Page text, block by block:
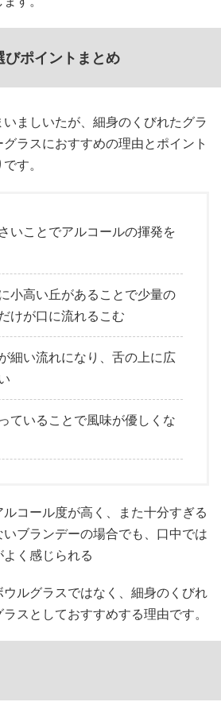
びポイントまとめ
ましいたが、細身のくびれたグラ
ラスにおすすめの理由とポイント
す。
いことでアルコールの揮発を
小高い丘があることで少量の
けが口に流れるこむ
細い流れになり、舌の上に広
ていることで風味が優しくな
コール度が高く、また十分すぎる
ブランデーの場合でも、口中では
く感じられる
ルグラスではなく、細身のくびれ
スとしておすすめする理由です。